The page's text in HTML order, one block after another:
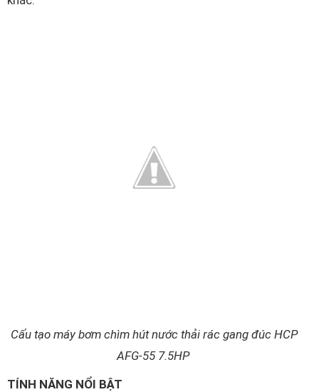
Cấu tạo máy bơm chìm hút nước thải rác gang đúc HCP
AFG-55 7.5HP
TÍNH NĂNG NỔI BẬT